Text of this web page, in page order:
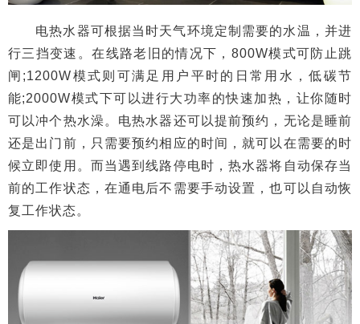
电热水器可根据当时天气环境定制需要的水温，并进
行三挡变速。在线路老旧的情况下，800W模式可防止跳
闸;1200W模式则可满足用户平时的日常用水，低碳节
能;2000W模式下可以进行大功率的快速加热，让你随时
可以冲个热水澡。电热水器还可以提前预约，无论是睡前
还是出门前，只需要预约相应的时间，就可以在需要的时
候立即使用。而当遇到线路停电时，热水器将自动保存当
前的工作状态，在通电后不需要手动设置，也可以自动恢
复工作状态。